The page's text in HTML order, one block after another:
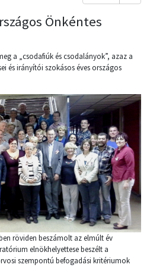
Önkéntes
a „csodafiúk és csodalányok”, azaz a
és irányítói szokásos éves országos
röviden beszámolt az elmúlt év
elnökhelyettese beszélt a
szempontú befogadási kritériumok